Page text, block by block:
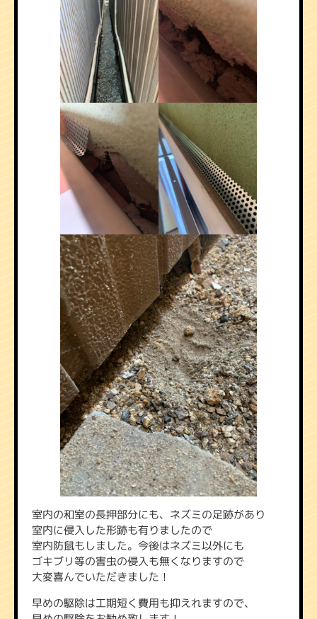
室内の和室の長押部分にも、ネズミの足跡があり
室内に侵入した形跡も有りましたので
室内防鼠もしました。今後はネズミ以外にも
ゴキブリ等の害虫の侵入も無くなりますので
大変喜んでいただきました！
早めの駆除は工期短く費用も抑えれますので、